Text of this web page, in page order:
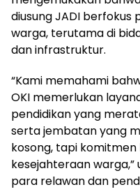
diusung JADI
warga, terutama di
dan infrastruktur.
“Kami memahami
OKI memerlukan
pendidikan yang
serta jembatan yang
kosong, tapi
kesejahteraan
para relawan dan